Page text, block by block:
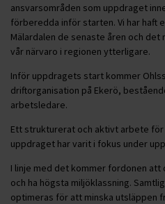
ansvarsområden som uppdraget
förberedda inför starten. Vi har haft
Mälardalen de senaste åren och
vår närvaro i regionen ytterligare.
Inför uppdragets start kommer
driftorganisation på Ekerö,
arbetsledare.
Ett strukturerat och aktivt arbete för
uppdraget har varit i fokus under
I linje med det kommer fordonen att
och ha högsta miljöklassning.
optimeras för att minska utsläppen